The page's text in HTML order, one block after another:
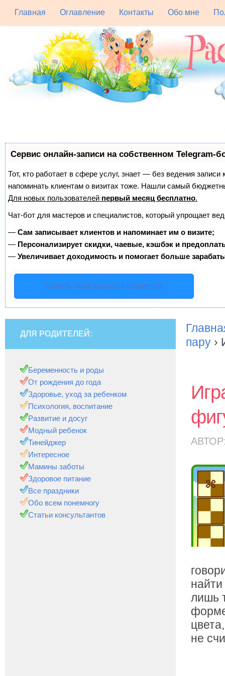
Главная Оглавление Контакты Обо мне
Сервис онлайн-записи на собственном Telegram-
Тот, кто работает в сфере услуг, знает — без ведения
напоминать клиентам о визитах тоже. Нашли самый
Для новых пользователей первый месяц бесплатно.
Чат-бот для мастеров и специалистов, который упрощает
— Сам записывает клиентов и напоминает им о визите;
— Персонализирует скидки, чаевые, кэшбэк и
— Увеличивает доходимость и помогает больше
Начать пользоваться сервисом
пару ›
лишь
не
ДЛЯ РОДИТЕЛЕЙ:
Беременность и роды
От рождения до года
Здоровье, уход за ребенком
Психология, воспитание
Развитие и досуг
Модный ребенок
Тинейджер
Интересное
Мамины заботы
Здоровое питание
Все праздники
Обо всем понемногу
Статьи консультантов